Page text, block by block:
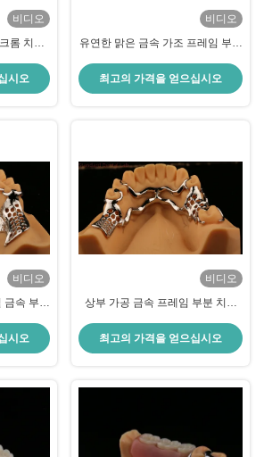
비디오
롬 치아
시오
비디오
유연한 맑은 금속 가조 프레임 부분
최고의 가격을 얻으십시오
비디오
금속 부분
시오
비디오
상부 가공 금속 프레임 부분 치아
최고의 가격을 얻으십시오